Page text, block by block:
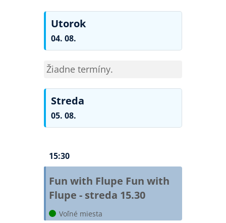
Utorok
04. 08.
Žiadne termíny.
Streda
05. 08.
15:30
Fun with Flupe Fun with
Flupe - streda 15.30
Voľné miesta